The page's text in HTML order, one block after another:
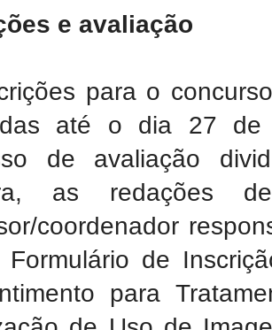
e avaliação
para o
até o dia 27 de
de avaliação
as redações
coordenador
Formulário de
para